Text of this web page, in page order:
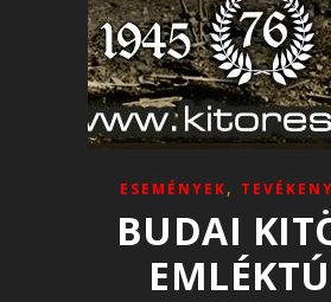
ESEMÉNYEK,
BUDAI